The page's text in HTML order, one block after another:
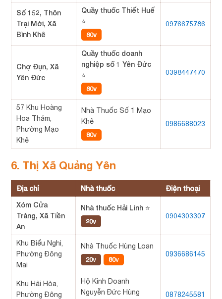
Số 152, Thôn
Trại Mới, Xã
Bình Khê
Quầy thuốc Thiết Huế
⭐
80v
0976675786
Chợ Đụn, Xã
Yên Đức
Quầy thuốc doanh
nghiệp số 1 Yên Đức
⭐
80v
0398447470
57 Khu Hoàng
Hoa Thám,
Phường Mạo
Khê
Nhà Thuốc Số 1 Mạo
Khê
80v
0986688023
6. Thị Xã Quảng Yên
Địa chỉ Nhà thuốc
Điện thoại
Xóm Cửa
Tràng, Xã Tiền
An
Nhà thuốc Hải Linh ⭐
20v
0904303307
Khu Biểu Nghi,
Phường Đông
Mai
Nhà Thuốc Hùng Loan
20v 80v
0936686145
Khu Hải Hòa,
Phường Đông
Hộ Kinh Doanh
Nguyễn Đức Hùng
0878245581